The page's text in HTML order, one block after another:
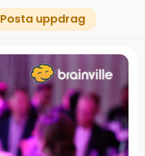
Posta uppdrag